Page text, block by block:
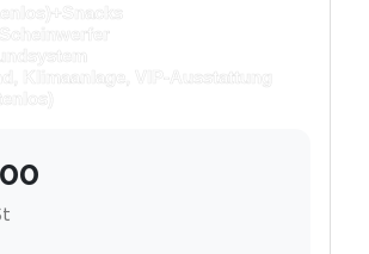
Klimaanlage, VIP-Ausstattung